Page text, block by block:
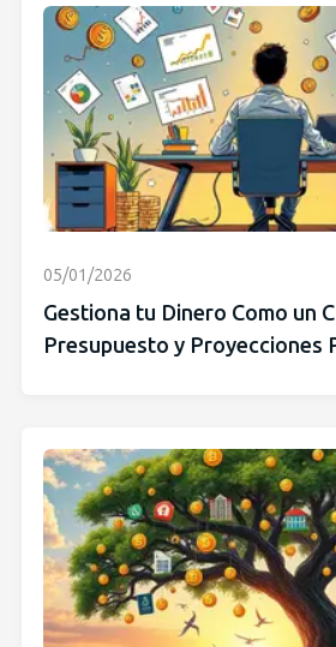
05/01/2026
Gestiona tu Dinero Como un
Presupuesto y Proyecciones